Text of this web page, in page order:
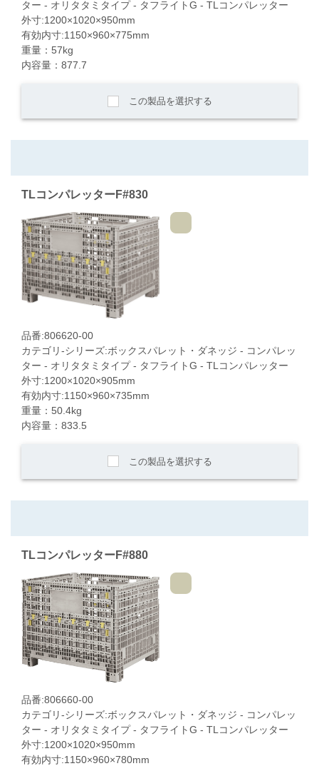
ター - オリタタミタイプ - タフライトG - TLコンパレッター
外寸:1200×1020×950mm
有効内寸:1150×960×775mm
重量：57kg
内容量：877.7
この製品を選択する
TLコンパレッターF#830
品番:806620-00
カテゴリ-シリーズ:ボックスパレット・ダネッジ - コンパレッ
ター - オリタタミタイプ - タフライトG - TLコンパレッター
外寸:1200×1020×905mm
有効内寸:1150×960×735mm
重量：50.4kg
内容量：833.5
この製品を選択する
TLコンパレッターF#880
品番:806660-00
カテゴリ-シリーズ:ボックスパレット・ダネッジ - コンパレッ
ター - オリタタミタイプ - タフライトG - TLコンパレッター
外寸:1200×1020×950mm
有効内寸:1150×960×780mm